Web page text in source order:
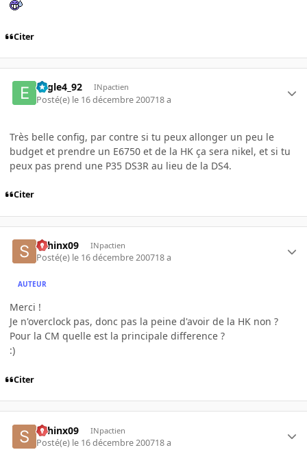
Citer
Eagle4_92 INpactien
Posté(e) le 16 décembre 200718 a
Très belle config, par contre si tu peux allonger un peu le
budget et prendre un E6750 et de la HK ça sera nikel, et si tu
peux pas prend une P35 DS3R au lieu de la DS4.
Citer
sphinx09 INpactien
Posté(e) le 16 décembre 200718 a
AUTEUR
Merci !
Je n'overclock pas, donc pas la peine d'avoir de la HK non ?
Pour la CM quelle est la principale difference ?
:)
Citer
sphinx09 INpactien
Posté(e) le 16 décembre 200718 a